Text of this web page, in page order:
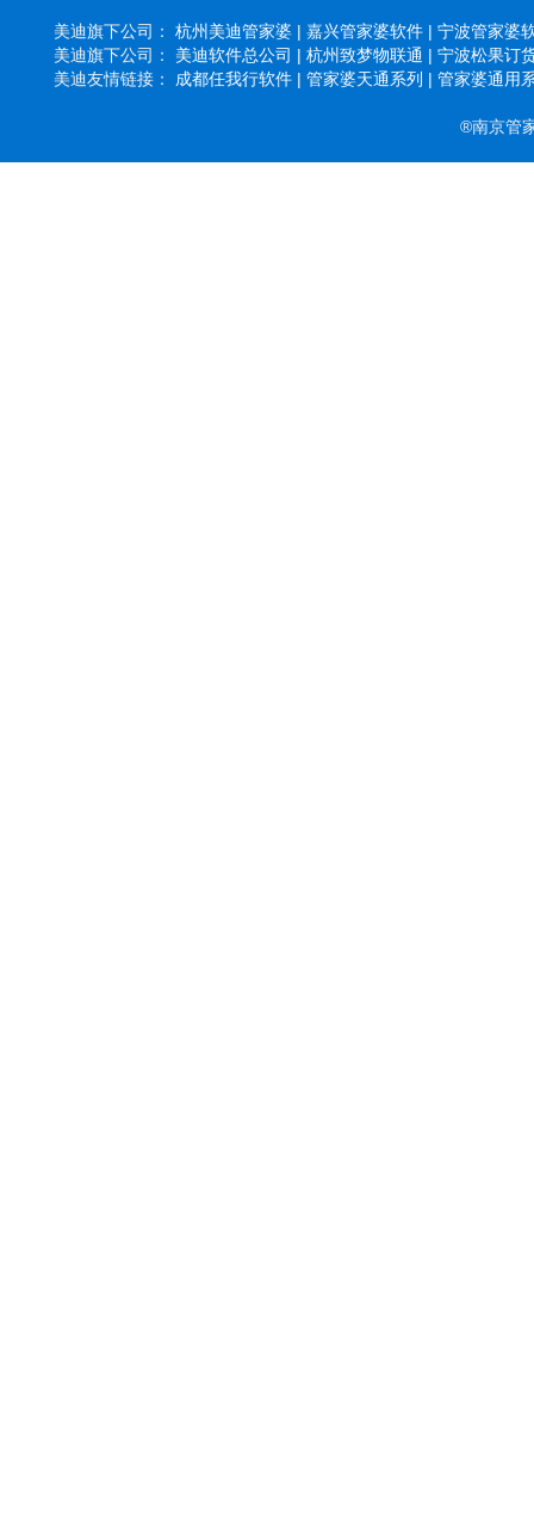
美迪旗下公司： 杭州美迪管家婆 | 嘉兴管家婆软件 | 宁波管家婆
美迪旗下公司： 美迪软件总公司 | 杭州致梦物联通 | 宁波松果订
美迪友情链接： 成都任我行软件 | 管家婆天通系列 | 管家婆通用
®南京管